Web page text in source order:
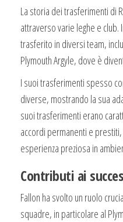
La storia dei trasferimenti di
attraverso varie leghe e club.
trasferito in diversi team,
Plymouth Argyle, dove è
I suoi trasferimenti spesso
diverse, mostrando la sua
suoi trasferimenti erano
accordi permanenti e
esperienza preziosa in
Contributi ai
Fallon ha svolto un ruolo
squadre, in particolare al